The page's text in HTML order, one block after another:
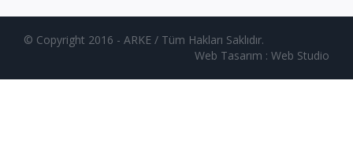
© Copyright 2016 - ARKE / Tüm Hakları Saklıdır.
Web Tasarım : Web Studio